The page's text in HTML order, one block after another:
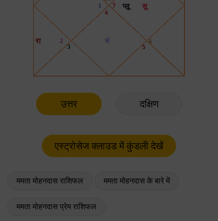
उत्तर दक्षिण
ममता मोहनदास राशिफल ममता मोहनदास के बारे में
ममता मोहनदास प्रेम राशिफल